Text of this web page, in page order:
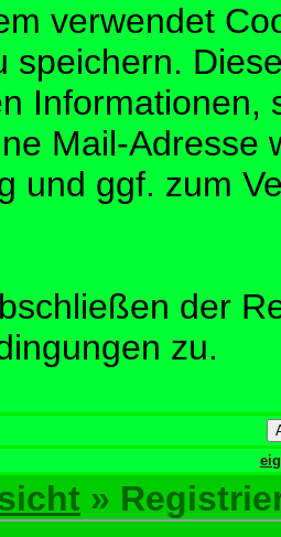
verwendet
speichern.
Informationen,
Mail-Adresse
und ggf. zum
der
zu.
»